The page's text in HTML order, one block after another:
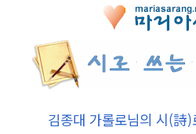
김종대 가롤로님의 시(詩